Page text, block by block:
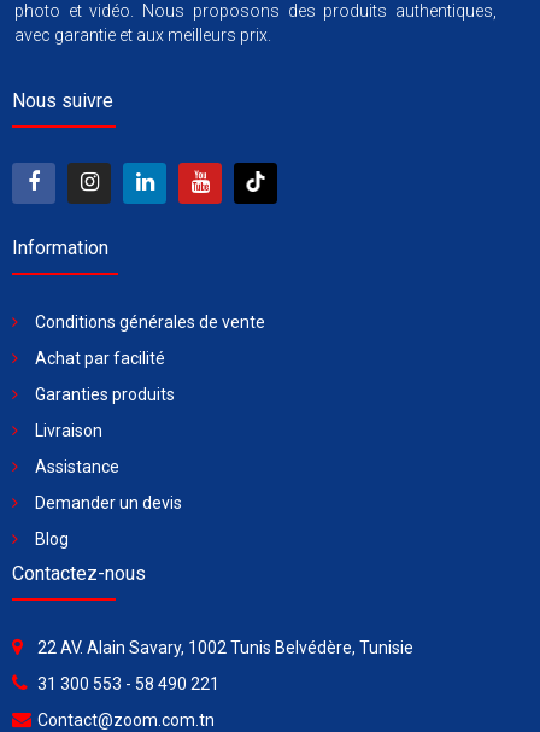
photo et vidéo. Nous proposons des produits authentiques,
avec garantie et aux meilleurs prix.
Nous suivre
Information
Conditions générales de vente
Achat par facilité
Garanties produits
Livraison
Assistance
Demander un devis
Blog
Contactez-nous
22 AV. Alain Savary, 1002 Tunis Belvédère, Tunisie
31 300 553 - 58 490 221
Contact@zoom.com.tn